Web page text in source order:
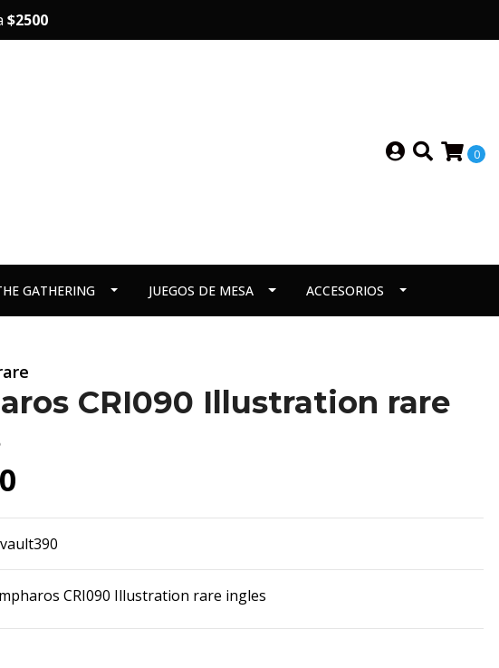
$2500
0
GATHERING JUEGOS DE MESA ACCESORIOS
CRI090 Illustration rare
CRI090 Illustration rare ingles